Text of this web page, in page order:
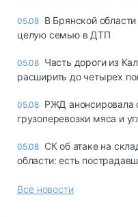
05.08 В Брянской
целую семью в ДТП
05.08 Часть дороги из
расширить до четырех
05.08 РЖД анонсировала
грузоперевозки мяса и
05.08 СК об атаке на
области: есть
Все новости